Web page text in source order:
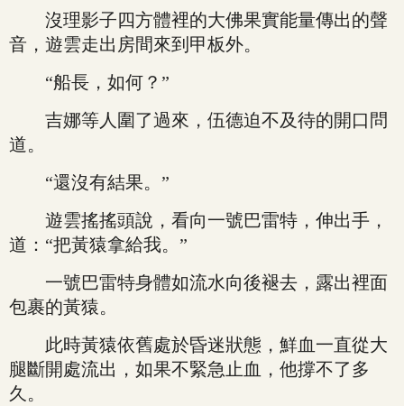
沒理影子四方體裡的大佛果實能量傳出的聲
音，遊雲走出房間來到甲板外。
“船長，如何？”
吉娜等人圍了過來，伍德迫不及待的開口問
道。
“還沒有結果。”
遊雲搖搖頭說，看向一號巴雷特，伸出手，
道：“把黃猿拿給我。”
一號巴雷特身體如流水向後褪去，露出裡面
包裹的黃猿。
此時黃猿依舊處於昏迷狀態，鮮血一直從大
腿斷開處流出，如果不緊急止血，他撐不了多
久。